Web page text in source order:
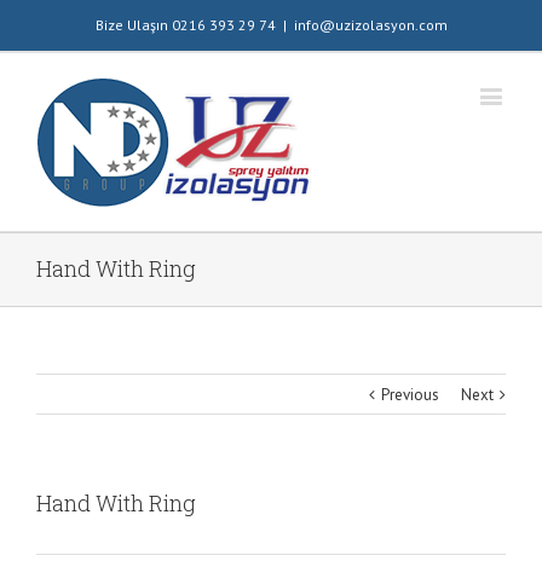
Bize Ulaşın 0216 393 29 74 | info@uzizolasyon.com
Hand With Ring
Previous Next
Hand With Ring